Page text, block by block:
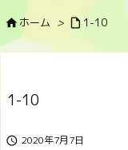
ホーム >  1-10
1-10
 2020年7月7日